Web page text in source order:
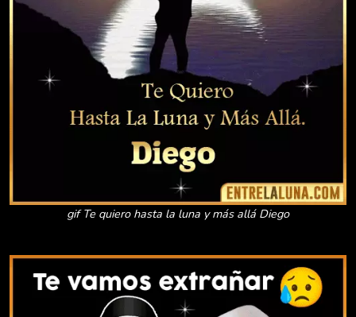
gif Te quiero hasta la luna y más allá Diego